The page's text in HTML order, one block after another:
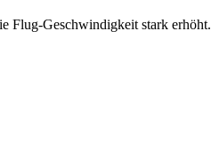
Flug-Geschwindigkeit stark erhöht.